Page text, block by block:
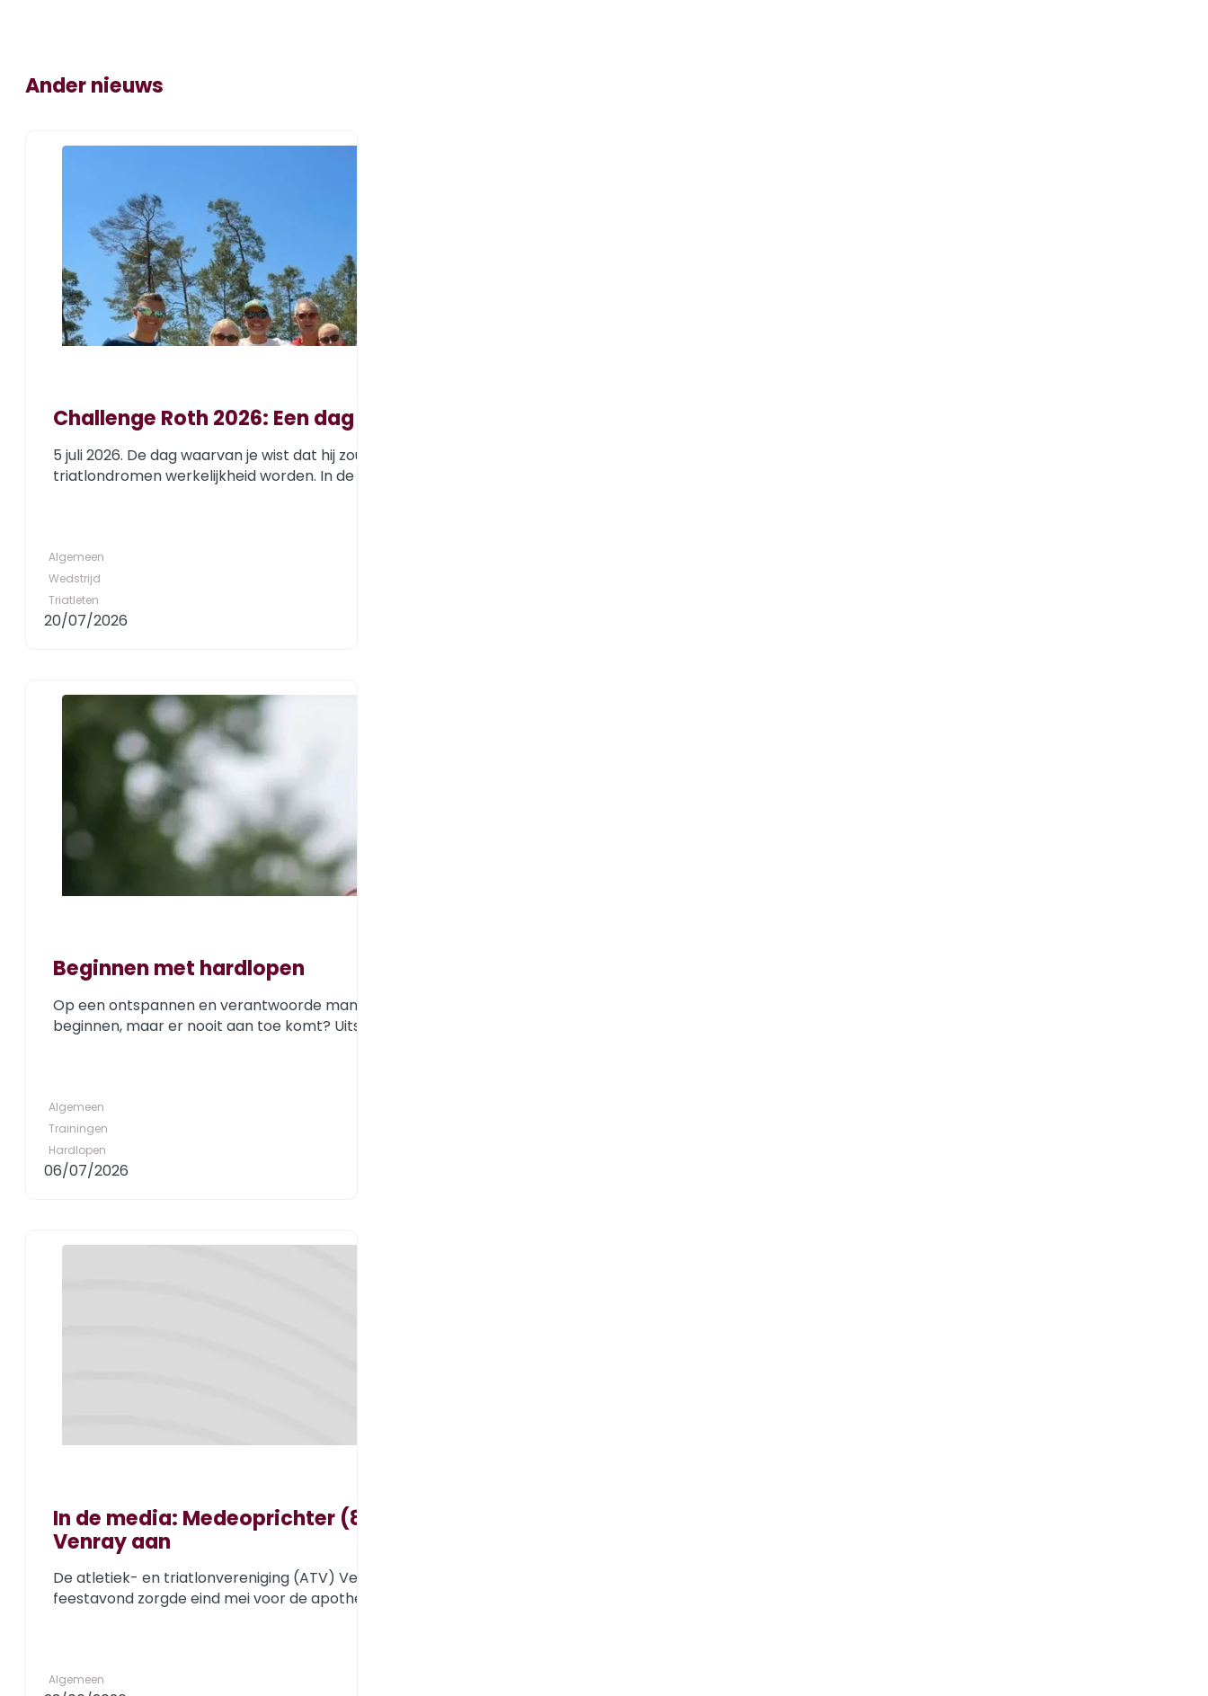
Ander nieuws
Challenge Roth 2026: Een dag om nooit te vergeten
5 juli 2026. De dag waarvan je wist dat hij zou komen. Maanden van trainen, plannen, twijfelen en dromen kwamen samen op één locatie: het Duitse Roth, dé plek
triatlondromen werkelijkheid worden. In de dagen voorafgaand aan de wedstrijd...
Algemeen
Wedstrijd
Triatleten
20/07/2026
Beginnen met hardlopen
Op een ontspannen en verantwoorde manier beginnen met hardlopen? Dat kan bij Atletiek en Triatlonvereniging Venray. Ben jij juist iemand die wel graag wil
beginnen, maar er nooit aan toe komt? Uitstelt tot morgen, van uitstel komt afstel? Wij kunnen...
Algemeen
Trainingen
Hardlopen
06/07/2026
In de media: Medeoprichter (83) moet jubileumfeest ATV
Venray aan
De atletiek- en triatlonvereniging (ATV) Venray bestaat vijftig jaar. Een fakkeltocht markeerde begin van dit jaar het gouden jubileum. Een groots opgezette
feestavond zorgde eind mei voor de apotheose. Een individuele actie tijdens een avondshowloop van Wiel Michiels tussen Uden...
Algemeen